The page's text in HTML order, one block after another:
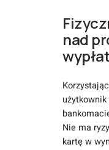
nad
Nie ma
kartę w